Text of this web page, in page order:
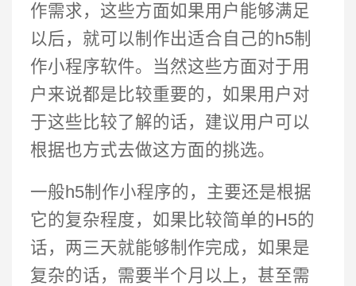
作需求，这些方面如果用户能够满足
以后，就可以制作出适合自己的h5制
作小程序软件。当然这些方面对于用
户来说都是比较重要的，如果用户对
于这些比较了解的话，建议用户可以
根据也方式去做这方面的挑选。
一般h5制作小程序的，主要还是根据
它的复杂程度，如果比较简单的H5的
话，两三天就能够制作完成，如果是
复杂的话，需要半个月以上，甚至需